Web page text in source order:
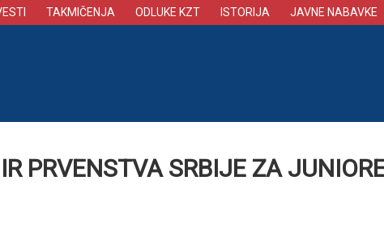
TAKMIČENJA ODLUKE KZT ISTORIJA JAVNE NABAVKE
PRVENSTVA SRBIJE ZA